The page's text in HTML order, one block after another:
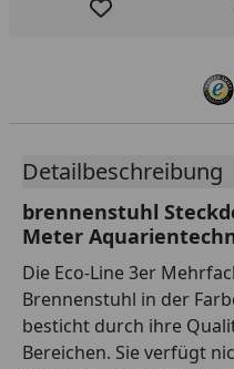
Produkt zur
Detailbeschreibung
brennenstuhl
Meter
Die Eco-Line 3er
Brennenstuhl in der
besticht durch ihre
Bereichen. Sie verfügt